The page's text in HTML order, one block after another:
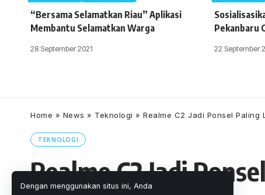
Dengan menggunakan situs ini, Anda
“Bersama Selamatkan Riau” Aplikasi
Membantu Selamatkan Warga
28 September 2021
Pekanbaru
22 September
Home » News » Teknologi » Realme C2 Jadi Ponsel Paling
TEKNOLOGI
Realme C2 Jadi